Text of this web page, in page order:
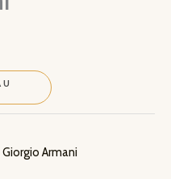
Giorgio Armani